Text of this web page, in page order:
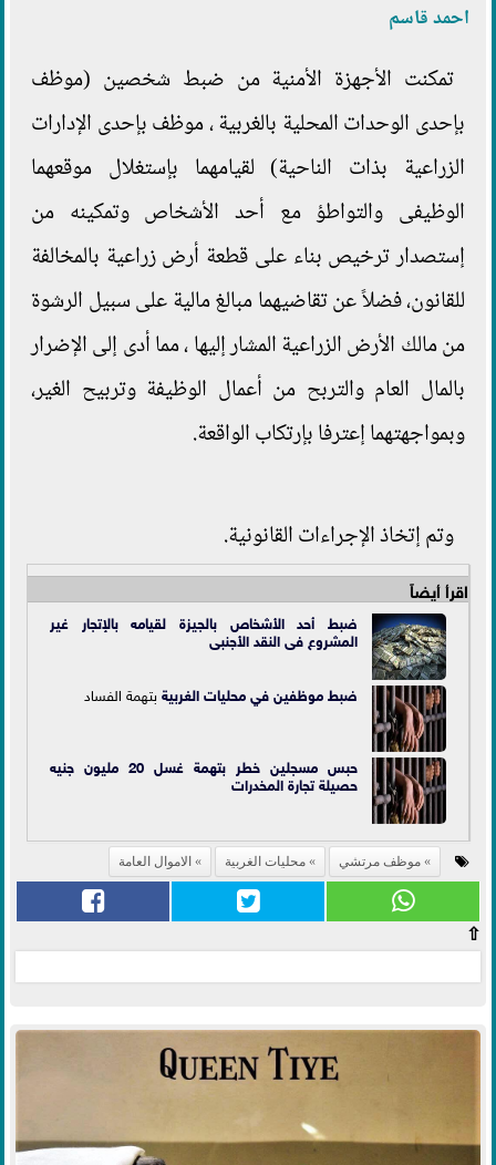
احمد قاسم
تمكنت الأجهزة الأمنية من ضبط شخصين (موظف
بإحدى الوحدات المحلية بالغربية ، موظف بإحدى الإدارات
الزراعية بذات الناحية) لقيامهما بإستغلال موقعهما
الوظيفى والتواطؤ مع أحد الأشخاص وتمكينه من
إستصدار ترخيص بناء على قطعة أرض زراعية بالمخالفة
للقانون، فضلاً عن تقاضيهما مبالغ مالية على سبيل الرشوة
من مالك الأرض الزراعية المشار إليها ، مما أدى إلى الإضرار
بالمال العام والتربح من أعمال الوظيفة وتربيح الغير،
وبمواجهتهما إعترفا بإرتكاب الواقعة.
وتم إتخاذ الإجراءات القانونية.
اقرأ أيضاً
ضبط أحد الأشخاص بالجيزة لقيامه بالإتجار غير
المشروع فى النقد الأجنبى
ضبط موظفين فيمحليات الغربية بتهمة الفساد
حبس مسجلين خطر بتهمة غسل 20 مليون جنيه
حصيلة تجارة المخدرات
موظف مرتشي محليات الغربية الاموال العامة
⇧